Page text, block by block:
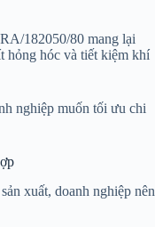
182050/80 mang lại
hỏng hóc và tiết kiệm khí
nghiệp muốn tối ưu chi
xuất, doanh nghiệp nên